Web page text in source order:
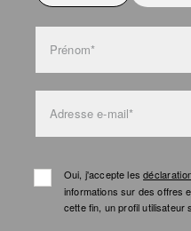
Prénom*
Adresse e-mail*
Oui, j'accepte les
informations sur des offres
cette fin, un profil utilisateur